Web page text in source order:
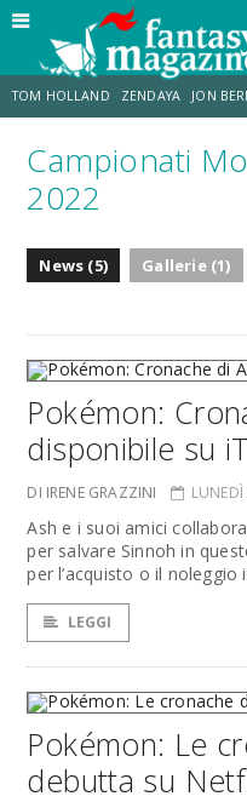
TOM HOLLAND ZENDAYA JON
STRANIMONDI LUCCA COMICS &
DESTIN DANIEL CRETTON ERIK
Campionati
2022
News (5) Gallerie (1)
Pokémon:
disponibile su
DI IRENE GRAZZINI
Ash e i suoi amici
per salvare Sinnoh in
per l’acquisto o il
LEGGI
Pokémon: Le
debutta su